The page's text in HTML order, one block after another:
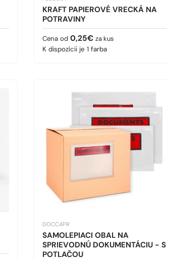
KRAFT PAPIEROVÉ VRECKÁ NA
POTRAVINY
Bežná cena
Cena od 0,25€ za kus
K dispozícii je 1 farba
DOCC4PR
SAMOLEPIACI OBAL NA
SPRIEVODNÚ DOKUMENTÁCIU - S
POTLAČOU